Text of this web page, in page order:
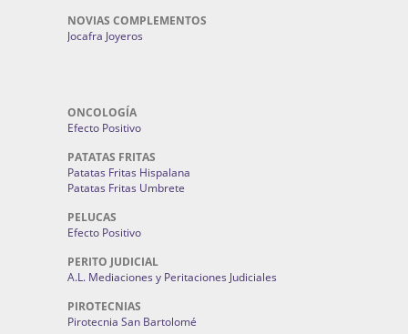
NOVIAS COMPLEMENTOS
Jocafra Joyeros
ONCOLOGÍA
Efecto Positivo
PATATAS FRITAS
Patatas Fritas Hispalana
Patatas Fritas Umbrete
PELUCAS
Efecto Positivo
PERITO JUDICIAL
A.L. Mediaciones y Peritaciones Judiciales
PIROTECNIAS
Pirotecnia San Bartolomé